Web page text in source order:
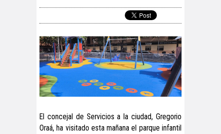
El concejal de Servicios a la ciudad, Gregorio
Oraá, ha visitado esta mañana el parque infantil